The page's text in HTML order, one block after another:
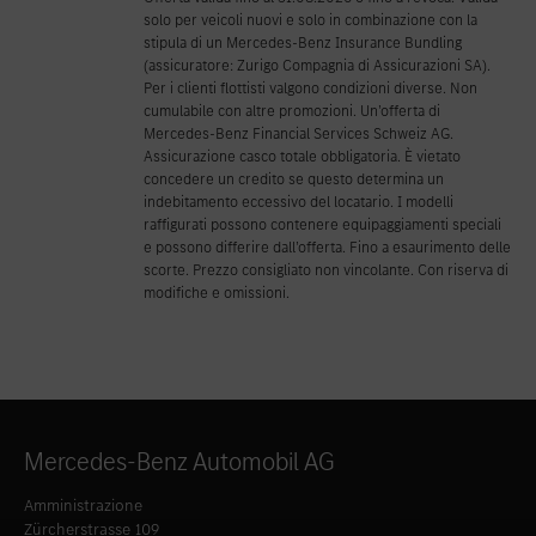
solo per veicoli nuovi e solo in combinazione con la
stipula di un Mercedes-Benz Insurance Bundling
(assicuratore: Zurigo Compagnia di Assicurazioni SA).
Per i clienti flottisti valgono condizioni diverse. Non
cumulabile con altre promozioni. Un’offerta di
Mercedes-Benz Financial Services Schweiz AG.
Assicurazione casco totale obbligatoria. È vietato
concedere un credito se questo determina un
indebitamento eccessivo del locatario. I modelli
raffigurati possono contenere equipaggiamenti speciali
e possono differire dall’offerta. Fino a esaurimento delle
scorte. Prezzo consigliato non vincolante. Con riserva di
modifiche e omissioni.
Mercedes-Benz Automobil AG
Amministrazione
Zürcherstrasse 109